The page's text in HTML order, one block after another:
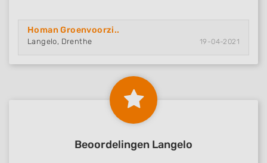
Homan Groenvoorzi..
Langelo, Drenthe 19-04-2021
Beoordelingen Langelo